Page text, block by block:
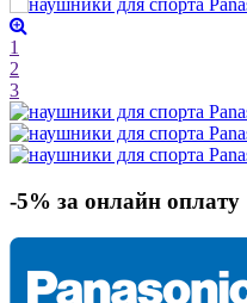
1
2
3
-5% за онлайн оплату